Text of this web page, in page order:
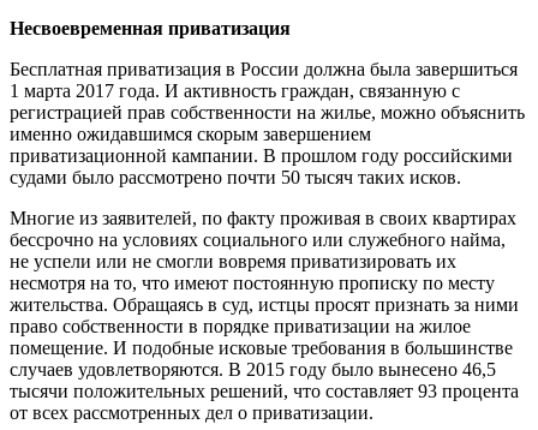
Несвоевременная приватизация
Бесплатная приватизация в России должна была завершиться
1 марта 2017 года. И активность граждан, связанную с
регистрацией прав собственности на жилье, можно объяснить
именно ожидавшимся скорым завершением
приватизационной кампании. В прошлом году российскими
судами было рассмотрено почти 50 тысяч таких исков.
Многие из заявителей, по факту проживая в своих квартирах
бессрочно на условиях социального или служебного найма,
не успели или не смогли вовремя приватизировать их
несмотря на то, что имеют постоянную прописку по месту
жительства. Обращаясь в суд, истцы просят признать за ними
право собственности в порядке приватизации на жилое
помещение. И подобные исковые требования в большинстве
случаев удовлетворяются. В 2015 году было вынесено 46,5
тысячи положительных решений, что составляет 93 процента
от всех рассмотренных дел о приватизации.